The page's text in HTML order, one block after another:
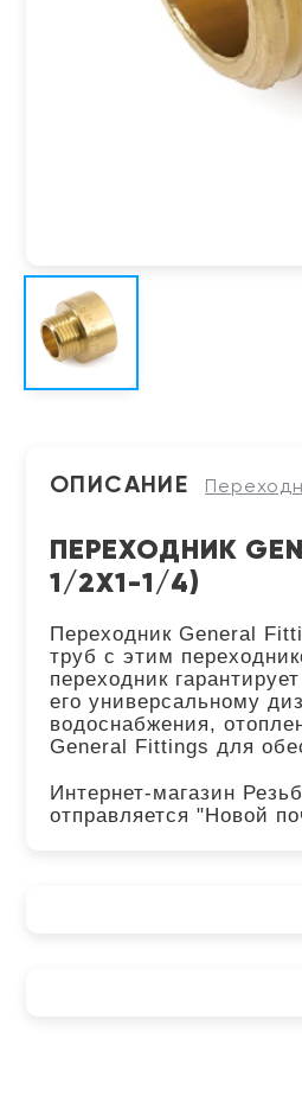
ОПИСАНИЕ
ПЕРЕХОДНИК
1/2X1-1/4)
Переходник General
труб с этим
переходник
его универсальному
водоснабжения,
General Fittings для
Интернет-магазин
отправляется "Новой